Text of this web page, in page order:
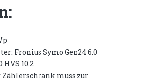
Fronius Symo Gen24 6.0
10.2
Zählerschrank muss zur